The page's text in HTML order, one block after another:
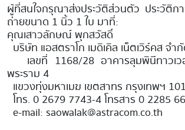
ผู้ที่สนใจกรุณาส่งประวัติส่วนตัว ประวัติก
ถ่ายขนาด 1 นิ้ว 1 ใบ มาที่:
คุณเสาวลักษณ์ พุกสวัสดิ์
บริษัท แอสตราโก เมดิเคิล เน็ตเวิร์คส จำ
เลขที่ 1168/28 อาคารลุมพินีทาวเ
พระราม 4
แขวงทุ่งมหาเมฆ เขตสาทร กรุงเทพฯ
โทร. 0 2679 7743-4 โทรสาร 0 2285
e-mail: saowalak@astracom.co.th